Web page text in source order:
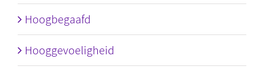
Hoogbegaafd
Hooggevoeligheid